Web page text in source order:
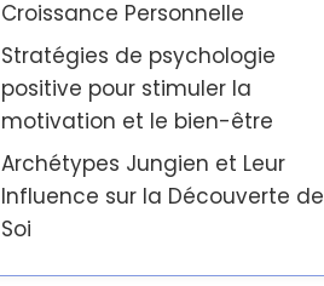
Croissance Personnelle
Stratégies de psychologie
positive pour stimuler la
motivation et le bien-être
Archétypes Jungien et Leur
Influence sur la Découverte de
Soi